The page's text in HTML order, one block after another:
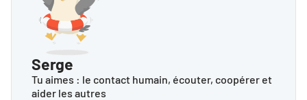
Serge
Tu aimes : le contact humain, écouter, coopérer et
aider les autres